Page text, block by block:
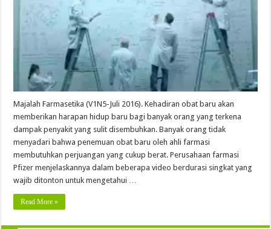
Majalah Farmasetika (V1N5-Juli 2016). Kehadiran obat baru akan
memberikan harapan hidup baru bagi banyak orang yang terkena
dampak penyakit yang sulit disembuhkan. Banyak orang tidak
menyadari bahwa penemuan obat baru oleh ahli farmasi
membutuhkan perjuangan yang cukup berat. Perusahaan farmasi
Pfizer menjelaskannya dalam beberapa video berdurasi singkat yang
wajib ditonton untuk mengetahui …
Read More »